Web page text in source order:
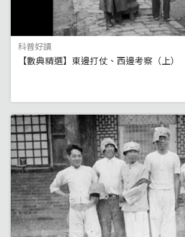
科普好讀
【數典精選】東邊打仗、西邊考察（上）